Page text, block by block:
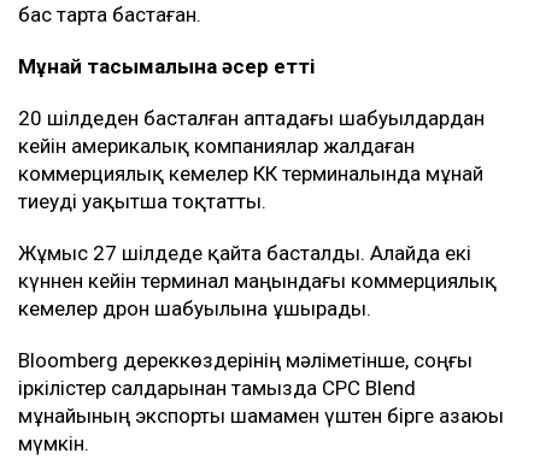
бас тарта бастаған.
Мұнай тасымалына әсер етті
20 шілдеден басталған аптадағы шабуылдардан
кейін америкалық компаниялар жалдаған
коммерциялық кемелер КҚК терминалында мұнай
тиеуді уақытша тоқтатты.
Жұмыс 27 шілдеде қайта басталды. Алайда екі
күннен кейін терминал маңындағы коммерциялық
кемелер дрон шабуылына ұшырады.
Bloomberg дереккөздерінің мәліметінше, соңғы
іркілістер салдарынан тамызда CPC Blend
мұнайының экспорты шамамен үштен бірге азаюы
мүмкін.